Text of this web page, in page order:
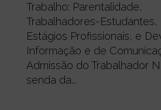
Trabalho: Parentalidade,
Trabalhadores-Estudantes,
Estágios Profissionais, e
Informação e de
Admissão do Trabalhador
senda da...